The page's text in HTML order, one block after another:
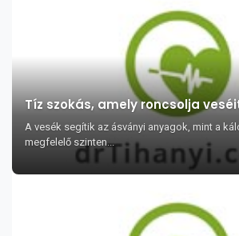
Tíz szokás, amely roncsolja
A vesék segítik az ásványi anyagok, mint a
megfelelő szinten...